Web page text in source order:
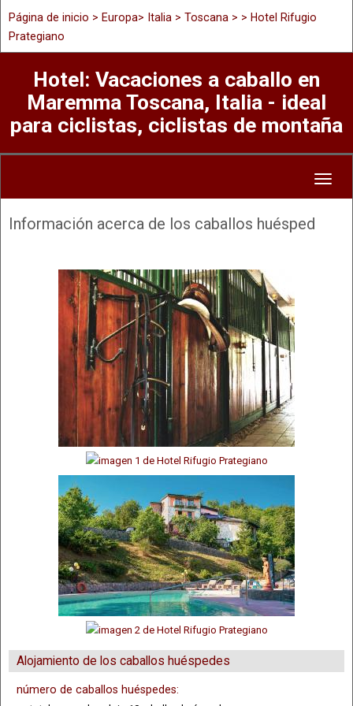
Página de inicio > Europa> Italia > Toscana > > Hotel Rifugio
Prategiano
Hotel: Vacaciones a caballo en
Maremma Toscana, Italia - ideal
para ciclistas, ciclistas de montaña
Toggle
Información acerca de los caballos huésped
Alojamiento de los caballos huéspedes
número de caballos huéspedes: